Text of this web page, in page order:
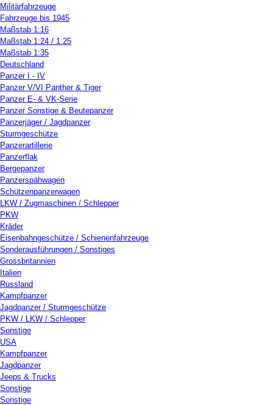
Militärfahrzeuge
Fahrzeuge bis 1945
Maßstab 1:16
Maßstab 1:24 / 1:25
Maßstab 1:35
Deutschland
Panzer I - IV
Panzer V/VI Panther & Tiger
Panzer E- & VK-Serie
Panzer Sonstige & Beutepanzer
Panzerjäger / Jagdpanzer
Sturmgeschütze
Panzerartillerie
Panzerflak
Bergepanzer
Panzerspähwagen
Schützenpanzerwagen
LKW / Zugmaschinen / Schlepper
PKW
Kräder
Eisenbahngeschütze / Schienenfahrzeuge
Sonderausführungen / Sonstiges
Grossbritannien
Italien
Russland
Kampfpanzer
Jagdpanzer / Sturmgeschütze
PKW / LKW / Schlepper
Sonstige
USA
Kampfpanzer
Jagdpanzer
Jeeps & Trucks
Sonstige
Sonstige